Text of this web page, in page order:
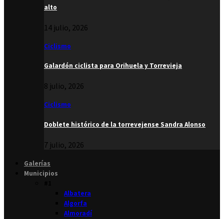
alto
14 julio, 2026
Ciclismo
Galardón ciclista para Orihuela y Torrevieja
8 julio, 2026
Ciclismo
Doblete histórico de la torrevejense Sandra Alonso
7 julio, 2026
Galerías
Municipios
Albatera
Algorfa
Almoradí